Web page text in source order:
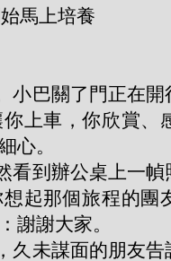
馬上培養
小巴關了門正在開
上車，你欣賞、
心。
看到辦公桌上一幀
起那個旅程的團
謝謝大家。
久未謀面的朋友告